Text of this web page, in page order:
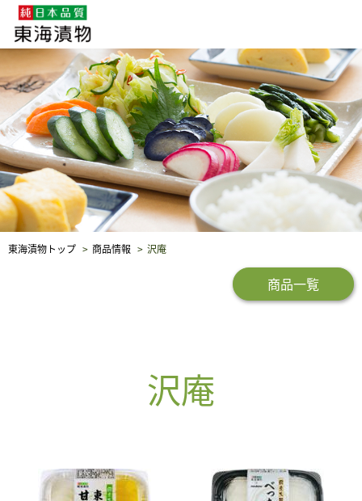
企業・採用情報 社会貢献 品質保証
東海漬物トップ 商品情報 沢庵
商品一覧
沢庵